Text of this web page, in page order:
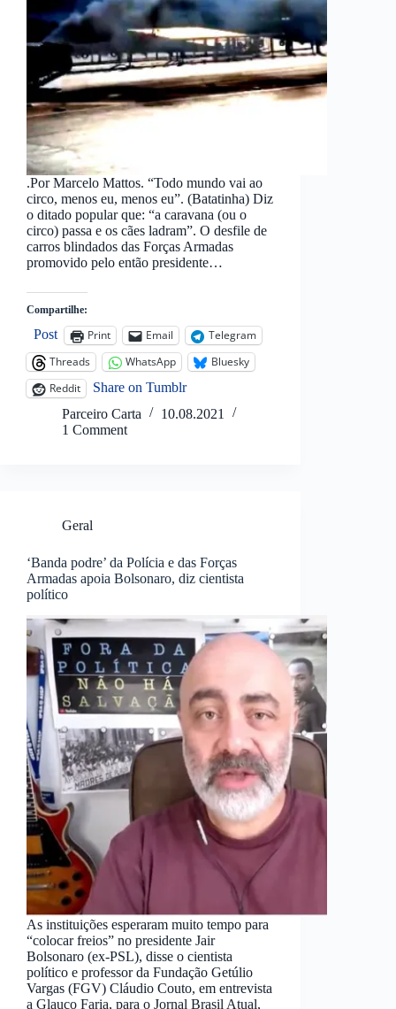
.Por Marcelo Mattos. “Todo mundo vai ao
circo, menos eu, menos eu”. (Batatinha) Diz
o ditado popular que: “a caravana (ou o
circo) passa e os cães ladram”. O desfile de
carros blindados das Forças Armadas
promovido pelo então presidente…
Compartilhe:
Post Print Email
Telegram
Threads
WhatsApp
Bluesky
Reddit
Share on Tumblr
Parceiro Carta
10.08.2021
1 Comment
Geral
‘Banda podre’ da Polícia e das Forças
Armadas apoia Bolsonaro, diz cientista
político
As instituições esperaram muito tempo para
“colocar freios” no presidente Jair
Bolsonaro (ex-PSL), disse o cientista
político e professor da Fundação Getúlio
Vargas (FGV) Cláudio Couto, em entrevista
a Glauco Faria, para o Jornal Brasil Atual,